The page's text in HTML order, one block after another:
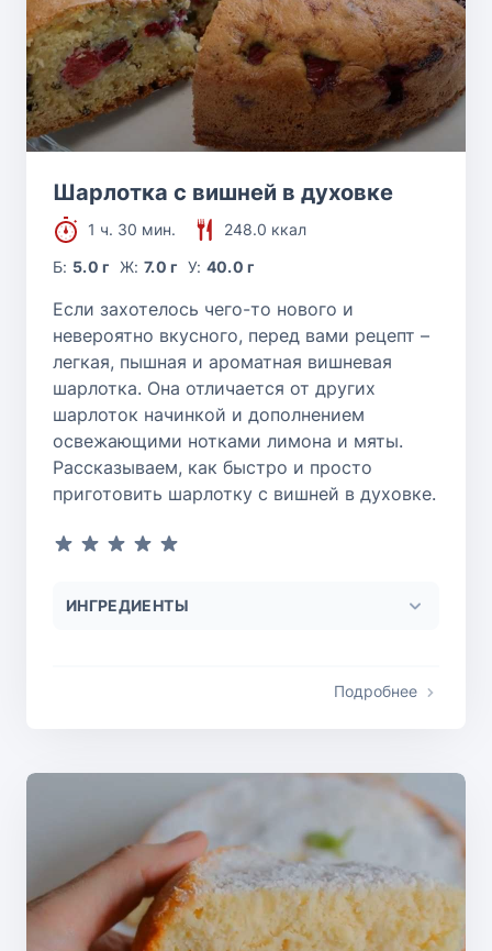
Шарлотка с вишней в духовке
1 ч. 30 мин.
248.0 ккал
Б: 5.0 г Ж: 7.0 г У: 40.0 г
Если захотелось чего-то нового и
невероятно вкусного, перед вами рецепт –
легкая, пышная и ароматная вишневая
шарлотка. Она отличается от других
шарлоток начинкой и дополнением
освежающими нотками лимона и мяты.
Рассказываем, как быстро и просто
приготовить шарлотку с вишней в духовке.
ИНГРЕДИЕНТЫ
Подробнее